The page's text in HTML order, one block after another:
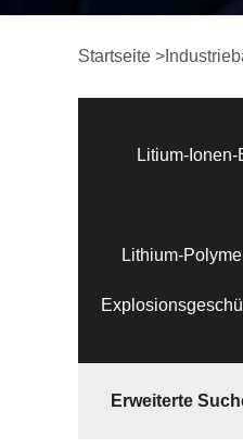
Startseite >
Litium-Ionen-
Lithium-
Erweiterte